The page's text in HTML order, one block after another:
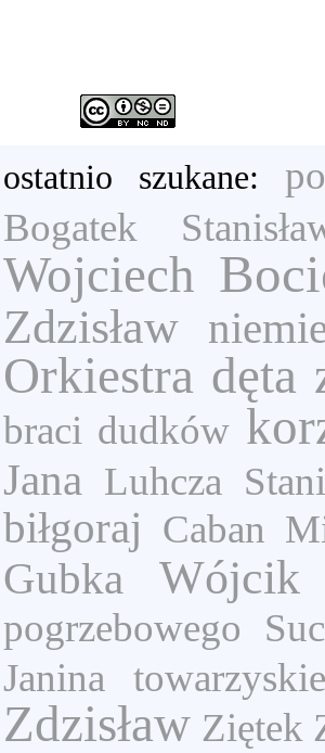
ostatnio szukane:
Bogatek
Wojciech
Zdzisław
Orkiestra dęta
braci dudków
Jana Luhcza
biłgoraj Caban
Gubka Wójcik
pogrzebowego
Janina
towarzyskie
Zdzisław Ziętek